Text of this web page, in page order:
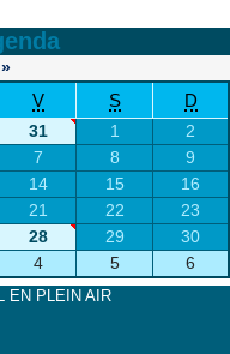
»
V S D
31 1
2
7 8
9
14 15
16
21 22
23
28 29
30
4 5 6
EN PLEIN AIR